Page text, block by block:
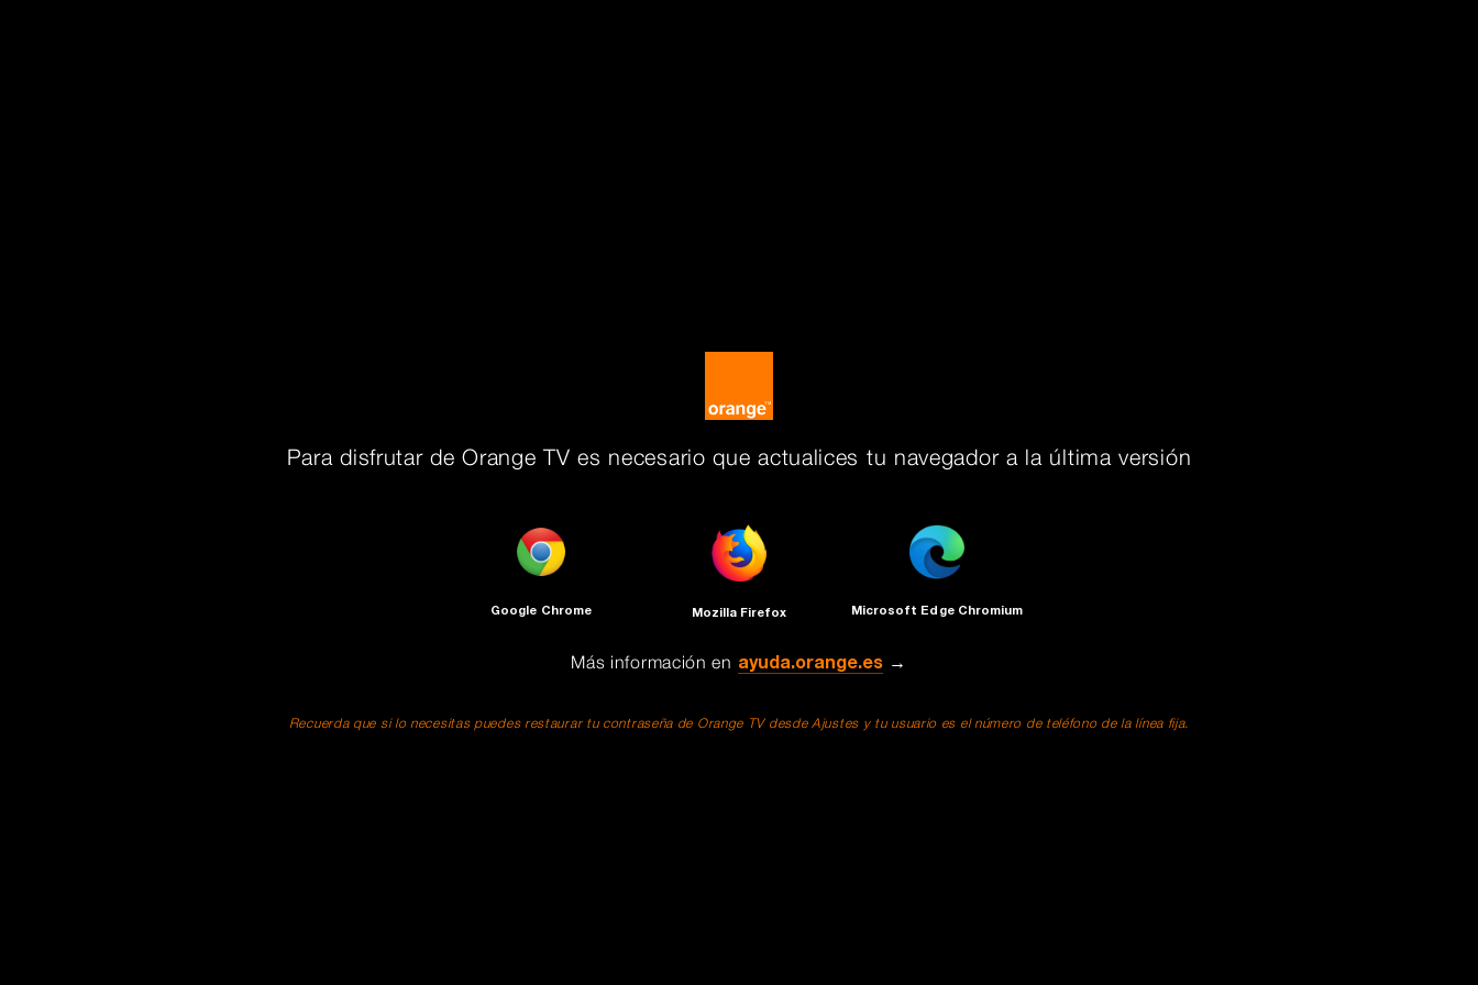
Para disfrutar de Orange TV es necesario que actualices tu navegador a la última versión
Google Chrome Mozilla Firefox Microsoft Edge Chromium
Más información en ayuda.orange.es →
Recuerda que si lo necesitas puedes restaurar tu contraseña de Orange TV desde Ajustes y tu usuario es el número de teléfono de la línea fija.